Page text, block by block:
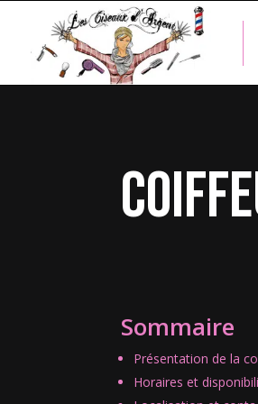
Sommaire
Présentation de la
Horaires et